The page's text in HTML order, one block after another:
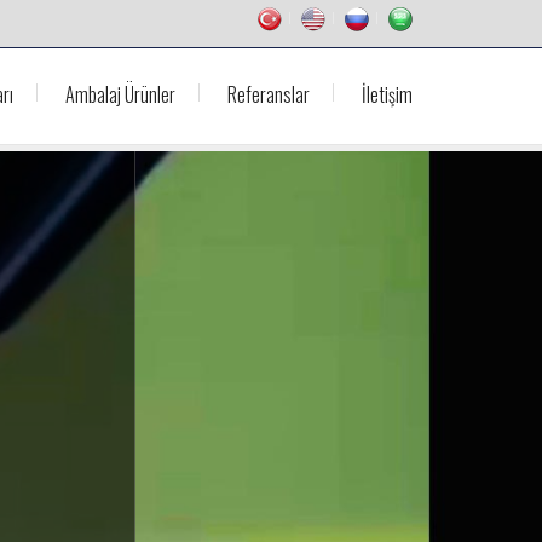
Ambalaj Ürünler Referanslar İletişim